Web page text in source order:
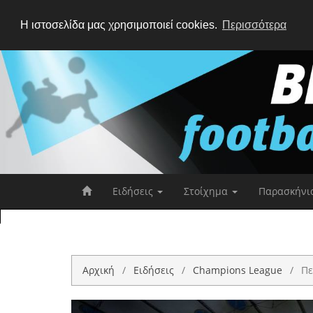
Η ιστοσελίδα μας χρησιμοποιεί cookies. Περισσότερα
Ειδήσεις Στοίχημα
Αρχική Ειδήσεις Champions League